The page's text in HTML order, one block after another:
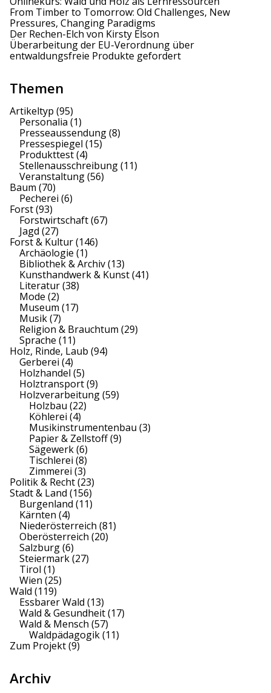
From Timber to Tomorrow: Old Challenges, New
Pressures, Changing Paradigms
Der Rechen-Elch von Kirsty Elson
Überarbeitung der EU-Verordnung über
entwaldungsfreie Produkte gefordert
Themen
Artikeltyp (95)
Personalia (1)
Presseaussendung(8)
Pressespiegel (15)
Produkttest(4)
Stellenausschreibung(11)
Veranstaltung(56)
Baum (70)
Pecherei (6)
Forst(93)
Forstwirtschaft(67)
Jagd (27)
Forst & Kultur(146)
Archäologie (1)
Bibliothek & Archiv(13)
Kunsthandwerk & Kunst(41)
Literatur(38)
Mode (2)
Museum (17)
Musik(7)
Religion & Brauchtum (29)
Sprache (11)
Holz, Rinde, Laub (94)
Gerberei (4)
Holzhandel (5)
Holztransport(9)
Holzverarbeitung(59)
Holzbau (22)
Köhlerei (4)
Musikinstrumentenbau (3)
Papier & Zellstoff(9)
Sägewerk(6)
Tischlerei (8)
Zimmerei (3)
Politik & Recht(23)
Stadt & Land (156)
Burgenland (11)
Kärnten (4)
Niederösterreich (81)
Oberösterreich (20)
Salzburg(6)
Steiermark(27)
Tirol (1)
Wien (25)
Wald (119)
Essbarer Wald (13)
Wald & Gesundheit(17)
Wald & Mensch (57)
Waldpädagogik(11)
Zum Projekt(9)
Archiv